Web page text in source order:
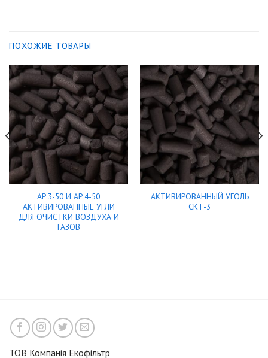
ПОХОЖИЕ ТОВАРЫ
AP 3-50 И AP 4-50
АКТИВИРОВАННЫЕ УГЛИ
ДЛЯ ОЧИСТКИ ВОЗДУХА И
ГАЗОВ
АКТИВИРОВАННЫЙ УГОЛЬ
СКТ-3
ТОВ Компанія Екофільтр